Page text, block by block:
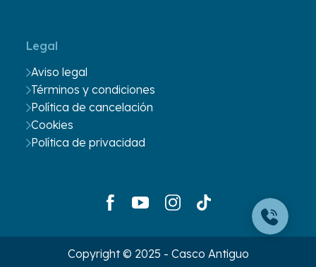
Legal
Aviso legal
Términos y condiciones
Política de cancelación
Cookies
Política de privacidad
Copyright © 2025 - Casco Antiguo